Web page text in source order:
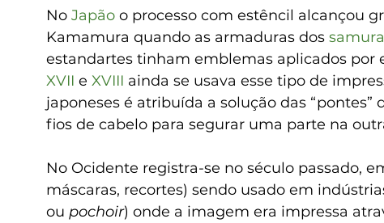
No Japão o processo com estêncil alcançou
Kamamura quando as armaduras dos
estandartes tinham emblemas aplicados por
XVII e XVIII ainda se usava esse tipo de
japoneses é atribuída a solução das “pontes”
fios de cabelo para segurar uma parte na
No Ocidente registra-se no século passado,
máscaras, recortes) sendo usado em
ou pochoir) onde a imagem era impressa